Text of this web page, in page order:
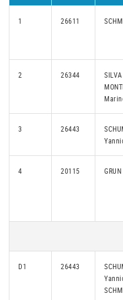
1 26611
2 26344
SILVA
3 26443
4 20115
D1 26443